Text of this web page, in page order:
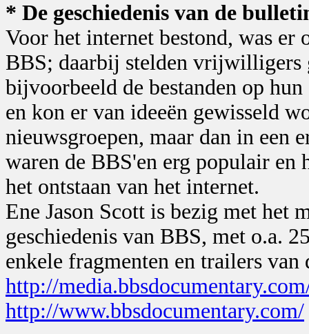
* De geschiedenis van de
Voor het internet bestond, was
BBS; daarbij stelden vrijwilligers
bijvoorbeeld de bestanden op
en kon er van ideeën gewisseld
nieuwsgroepen, maar dan in een
waren de BBS'en erg populair en
het ontstaan van het internet.
Ene Jason Scott is bezig met het
geschiedenis van BBS, met o.a.
enkele fragmenten en trailers
http://
http://www.bbsdocumentary.com/